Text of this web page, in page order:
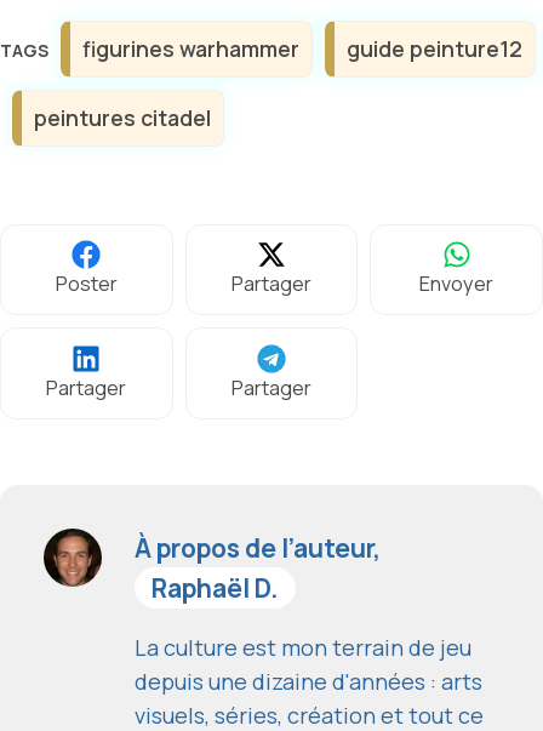
Étiquettes
figurines warhammer guide peinture12
peintures citadel
Poster Partager Envoyer
Partager Partager
À propos de l’auteur,
Raphaël D.
La culture est mon terrain de jeu
depuis une dizaine d'années : arts
visuels, séries, création et tout ce